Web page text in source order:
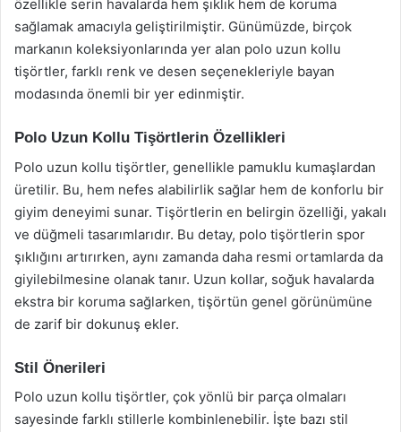
özellikle serin havalarda hem şıklık hem de koruma
sağlamak amacıyla geliştirilmiştir. Günümüzde, birçok
markanın koleksiyonlarında yer alan polo uzun kollu
tişörtler, farklı renk ve desen seçenekleriyle bayan
modasında önemli bir yer edinmiştir.
Polo Uzun Kollu Tişörtlerin Özellikleri
Polo uzun kollu tişörtler, genellikle pamuklu kumaşlardan
üretilir. Bu, hem nefes alabilirlik sağlar hem de konforlu bir
giyim deneyimi sunar. Tişörtlerin en belirgin özelliği, yakalı
ve düğmeli tasarımlarıdır. Bu detay, polo tişörtlerin spor
şıklığını artırırken, aynı zamanda daha resmi ortamlarda da
giyilebilmesine olanak tanır. Uzun kollar, soğuk havalarda
ekstra bir koruma sağlarken, tişörtün genel görünümüne
de zarif bir dokunuş ekler.
Stil Önerileri
Polo uzun kollu tişörtler, çok yönlü bir parça olmaları
sayesinde farklı stillerle kombinlenebilir. İşte bazı stil